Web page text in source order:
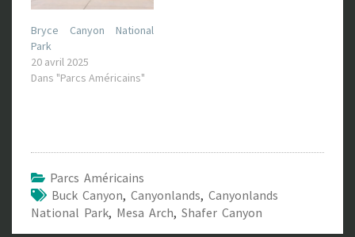
Bryce Canyon National
Park
20 avril 2025
Dans "Parcs Américains"
Parcs Américains
Buck Canyon, Canyonlands, Canyonlands
National Park, Mesa Arch, Shafer Canyon